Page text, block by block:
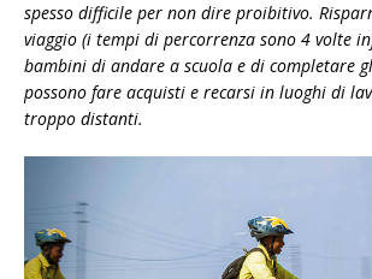
spesso difficile per non dire proibitivo.
viaggio (i tempi di percorrenza sono 4 volte
bambini di andare a scuola e di completare
possono fare acquisti e recarsi in luoghi di
troppo distanti.